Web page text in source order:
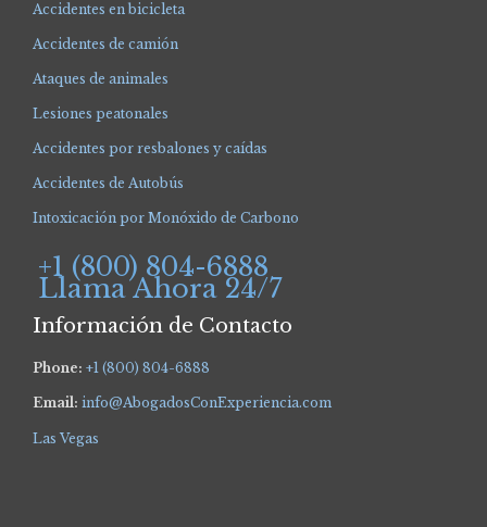
Accidentes en bicicleta
Accidentes de camión
Ataques de animales
Lesiones peatonales
Accidentes por resbalones y caídas
Accidentes de Autobús
Intoxicación por Monóxido de Carbono
+1 (800) 804-6888
Llama Ahora 24/7
Información de Contacto
Phone: +1 (800) 804-6888
Email: info@AbogadosConExperiencia.com
Las Vegas